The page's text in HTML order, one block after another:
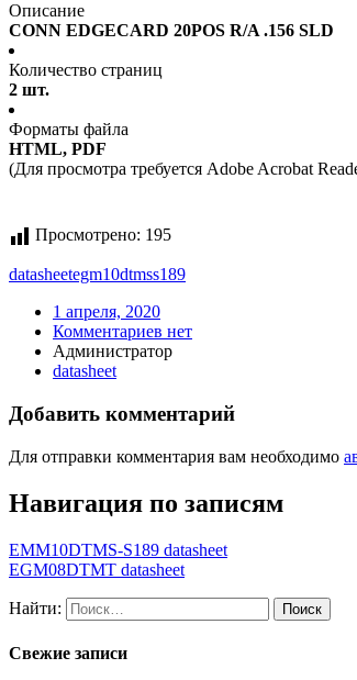
Описание
CONN EDGECARD 20POS R/A .156 SLD
Количество страниц
2 шт.
Форматы файла
HTML, PDF
(Для просмотра требуется Adobe Acrobat
Просмотрено: 195
datasheetegm10dtmss189
1 апреля, 2020
Комментариев нет
Администратор
datasheet
Добавить комментарий
Для отправки комментария вам необходимо
Навигация по записям
EMM10DTMS-S189 datasheet
EGM08DTMT datasheet
Найти:
Свежие записи